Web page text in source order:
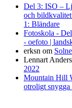
Del 3: ISO –
och
1: Bländare
Fotoskola -
- oefoto |
erksn om
Lennart
2022
Mountain Hill
otroligt snygga